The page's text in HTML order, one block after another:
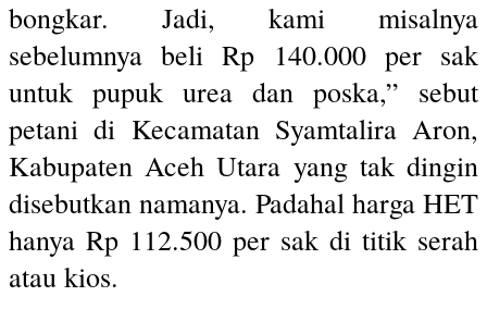
bongkar. Jadi, kami misalnya
sebelumnya beli Rp 140.000 per sak
untuk pupuk urea dan poska,” sebut
petani di Kecamatan Syamtalira Aron,
Kabupaten Aceh Utara yang tak dingin
disebutkan namanya. Padahal harga HET
hanya Rp 112.500 per sak di titik serah
atau kios.